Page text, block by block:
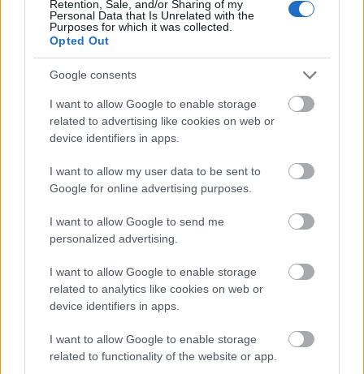
Retention, Sale, and/or Sharing of my
Personal Data that Is Unrelated with the
Purposes for which it was collected.
Opted Out
Google consents
I want to allow Google to enable storage
related to advertising like cookies on web or
device identifiers in apps.
I want to allow my user data to be sent to
Google for online advertising purposes.
I want to allow Google to send me
personalized advertising.
I want to allow Google to enable storage
related to analytics like cookies on web or
device identifiers in apps.
I want to allow Google to enable storage
related to functionality of the website or app.
Fél 12-kor csörgött a telefonom. Egy ismerősöm
telefonált, aki épp Röszkén, a gyűjtőpontnál állt a
határtól pár száz méterre. Ez az a hely, ahol először
találkoznak a menekültek a rendőrökkel, és innen
viszik őket a röszkei menekülttáborba regisztrációra.
Csakhogy a…